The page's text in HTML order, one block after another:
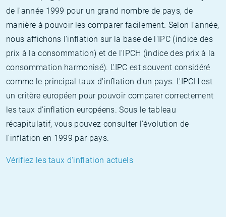
de l'année 1999 pour un grand nombre de pays, de
manière à pouvoir les comparer facilement. Selon l'année,
nous affichons l'inflation sur la base de l'IPC (indice des
prix à la consommation) et de l'IPCH (indice des prix à la
consommation harmonisé). L'IPC est souvent considéré
comme le principal taux d'inflation d'un pays. L'IPCH est
un critère européen pour pouvoir comparer correctement
les taux d'inflation européens. Sous le tableau
récapitulatif, vous pouvez consulter l'évolution de
l'inflation en 1999 par pays.
Vérifiez les taux d'inflation actuels